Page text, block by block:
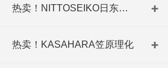
热卖！NITTOSEIKO日东精工
热卖！KASAHARA笠原理化